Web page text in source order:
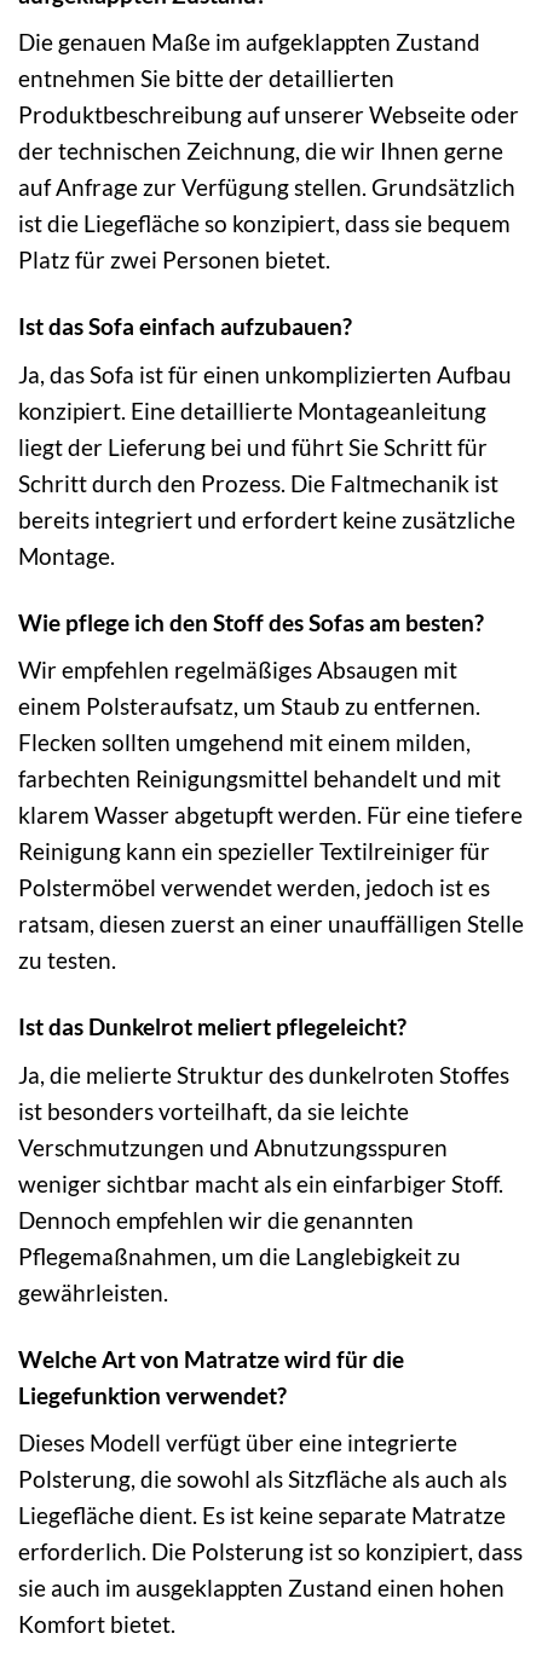
Die genauen Maße im aufgeklappten Zustand
entnehmen Sie bitte der detaillierten
Produktbeschreibung auf unserer Webseite oder
der technischen Zeichnung, die wir Ihnen gerne
auf Anfrage zur Verfügung stellen. Grundsätzlich
ist die Liegefläche so konzipiert, dass sie bequem
Platz für zwei Personen bietet.
Ist das Sofa einfach aufzubauen?
Ja, das Sofa ist für einen unkomplizierten Aufbau
konzipiert. Eine detaillierte Montageanleitung
liegt der Lieferung bei und führt Sie Schritt für
Schritt durch den Prozess. Die Faltmechanik ist
bereits integriert und erfordert keine zusätzliche
Montage.
Wie pflege ich den Stoff des Sofas am besten?
Wir empfehlen regelmäßiges Absaugen mit
einem Polsteraufsatz, um Staub zu entfernen.
Flecken sollten umgehend mit einem milden,
farbechten Reinigungsmittel behandelt und mit
klarem Wasser abgetupft werden. Für eine tiefere
Reinigung kann ein spezieller Textilreiniger für
Polstermöbel verwendet werden, jedoch ist es
ratsam, diesen zuerst an einer unauffälligen Stelle
zu testen.
Ist das Dunkelrot meliert pflegeleicht?
Ja, die melierte Struktur des dunkelroten Stoffes
ist besonders vorteilhaft, da sie leichte
Verschmutzungen und Abnutzungsspuren
weniger sichtbar macht als ein einfarbiger Stoff.
Dennoch empfehlen wir die genannten
Pflegemaßnahmen, um die Langlebigkeit zu
gewährleisten.
Welche Art von Matratze wird für die
Liegefunktion verwendet?
Dieses Modell verfügt über eine integrierte
Polsterung, die sowohl als Sitzfläche als auch als
Liegefläche dient. Es ist keine separate Matratze
erforderlich. Die Polsterung ist so konzipiert, dass
sie auch im ausgeklappten Zustand einen hohen
Komfort bietet.